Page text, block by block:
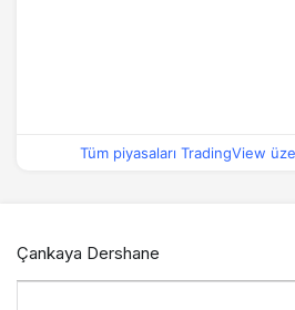
Tüm piyasaları TradingView
Çankaya Dershane